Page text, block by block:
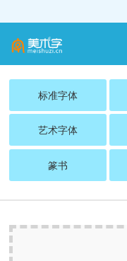
标准字体
艺术字体
篆书